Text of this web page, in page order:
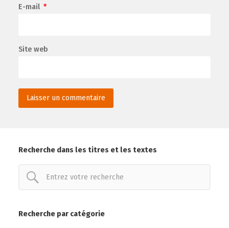
E-mail *
Site web
Recherche dans les titres et les textes
Recherche par catégorie